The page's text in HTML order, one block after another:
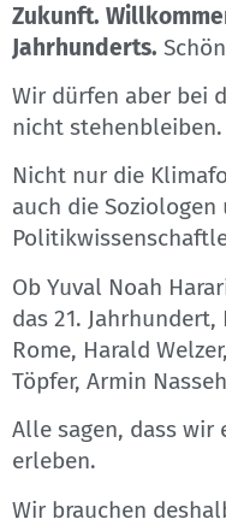
Zukunft.
Jahrhunderts.
Wir dürfen aber bei
nicht stehenbleiben.
Nicht nur die
auch die Soziologen
Ob Yuval Noah
das 21.
Rome, Harald
Töpfer, Armin
Alle sagen, dass wir
erleben.
Wir brauchen